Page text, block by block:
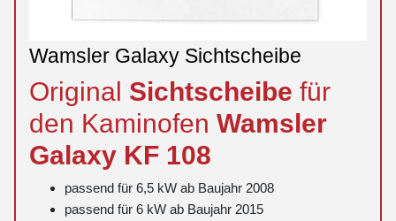
Wamsler Galaxy Sichtscheibe
Original Sichtscheibe für
den Kaminofen Wamsler
Galaxy KF 108
passend für 6,5 kW ab Baujahr 2008
passend für 6 kW ab Baujahr 2015